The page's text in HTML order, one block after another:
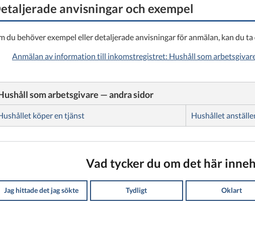
anvisningar och exempel
du behöver exempel eller detaljerade anvisningar för anmälan, kan du
Anmälan av information till inkomstregistret: Hushåll som
som arbetsgivare — andra sidor
köper en tjänst Hushållet
Vad tycker du om det här
Jag hittade det jag sökte Tydligt Oklart